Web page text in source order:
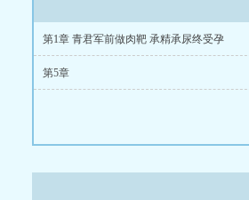
第1章 青君军前做肉靶 承精承尿终受孕
第5章